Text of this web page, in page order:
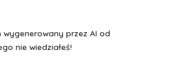
przez AI od
nie wiedziałeś!